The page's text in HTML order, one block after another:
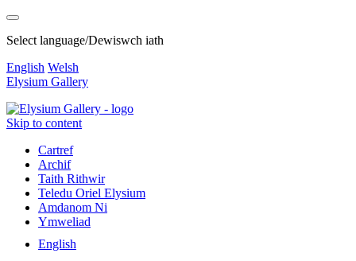
Select language/Dewiswch iath
English Welsh
Elysium Gallery
Skip to content
Cartref
Archif
Taith Rithwir
Teledu Oriel Elysium
Amdanom Ni
Ymweliad
English